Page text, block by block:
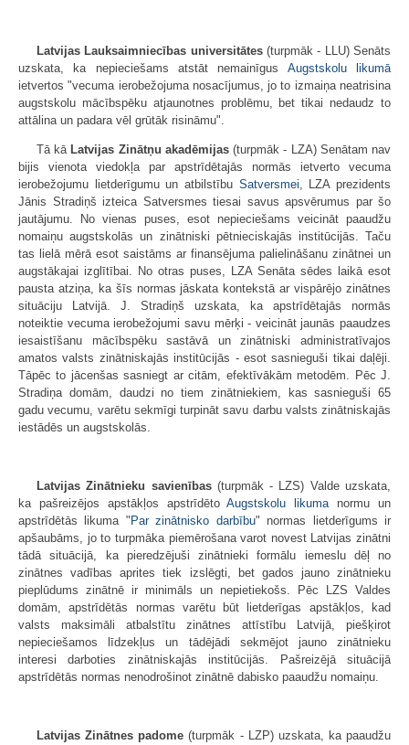
Latvijas Lauksaimniecības universitātes(turpmāk - LLU) Senāts
uzskata, ka nepieciešams atstāt nemainīgus Augstskolu likumā
ietvertos "vecuma ierobežojuma nosacījumus, jo to izmaiņa neatrisina
augstskolu mācībspēku atjaunotnes problēmu, bet tikai nedaudz to
attālina un padara vēl grūtāk risināmu".
Tā kā Latvijas Zinātņu akadēmijas(turpmāk - LZA) Senātam nav
bijis vienota viedokļa par apstrīdētajās normās ietverto vecuma
ierobežojumu lietderīgumu un atbilstību Satversmei, LZA prezidents
Jānis Stradiņš izteica Satversmes tiesai savus apsvērumus par šo
jautājumu. No vienas puses, esot nepieciešams veicināt paaudžu
nomaiņu augstskolās un zinātniski pētnieciskajās institūcijās. Taču
tas lielā mērā esot saistāms ar finansējuma palielināšanu zinātnei un
augstākajai izglītībai. No otras puses, LZA Senāta sēdes laikā esot
pausta atziņa, ka šīs normas jāskata kontekstā ar vispārējo zinātnes
situāciju Latvijā. J. Stradiņš uzskata, ka apstrīdētajās normās
noteiktie vecuma ierobežojumi savu mērķi - veicināt jaunās paaudzes
iesaistīšanu mācībspēku sastāvā un zinātniski administratīvajos
amatos valsts zinātniskajās institūcijās - esot sasnieguši tikai daļēji.
Tāpēc to jācenšas sasniegt ar citām, efektīvākām metodēm. Pēc J.
Stradiņa domām, daudzi no tiem zinātniekiem, kas sasnieguši 65
gadu vecumu, varētu sekmīgi turpināt savu darbu valsts zinātniskajās
iestādēs un augstskolās.
Latvijas Zinātnieku savienības(turpmāk - LZS) Valde uzskata,
ka pašreizējos apstākļos apstrīdētoAugstskolu likumanormu un
apstrīdētās likuma " Par zinātnisko darbību" normas lietderīgums ir
apšaubāms, jo to turpmāka piemērošana varot novest Latvijas zinātni
tādā situācijā, ka pieredzējuši zinātnieki formālu iemeslu dēļ no
zinātnes vadības aprites tiek izslēgti, bet gados jauno zinātnieku
pieplūdums zinātnē ir minimāls un nepietiekošs. Pēc LZS Valdes
domām, apstrīdētās normas varētu būt lietderīgas apstākļos, kad
valsts maksimāli atbalstītu zinātnes attīstību Latvijā, piešķirot
nepieciešamos līdzekļus un tādējādi sekmējot jauno zinātnieku
interesi darboties zinātniskajās institūcijās. Pašreizējā situācijā
apstrīdētās normas nenodrošinot zinātnē dabisko paaudžu nomaiņu.
Latvijas Zinātnes padome (turpmāk - LZP) uzskata, ka paaudžu